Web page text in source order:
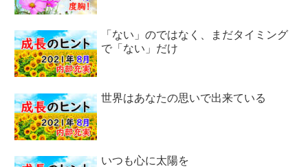
「ない」のではなく、まだタイミング
で「ない」だけ
世界はあなたの思いで出来ている
いつも心に太陽を